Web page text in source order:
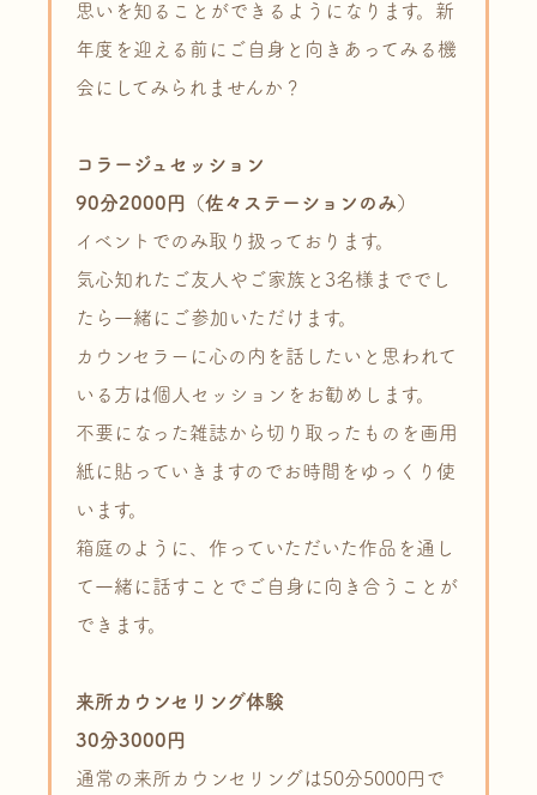
思いを知ることができるようになります。新
年度を迎える前にご自身と向きあってみる機
会にしてみられませんか？
コラージュセッション
90分2000円（佐々ステーションのみ）
イベントでのみ取り扱っております。
気心知れたご友人やご家族と3名様まででし
たら一緒にご参加いただけます。
カウンセラーに心の内を話したいと思われて
いる方は個人セッションをお勧めします。
不要になった雑誌から切り取ったものを画用
紙に貼っていきますのでお時間をゆっくり使
います。
箱庭のように、作っていただいた作品を通し
て一緒に話すことでご自身に向き合うことが
できます。
来所カウンセリング体験
30分3000円
通常の来所カウンセリングは50分5000円で